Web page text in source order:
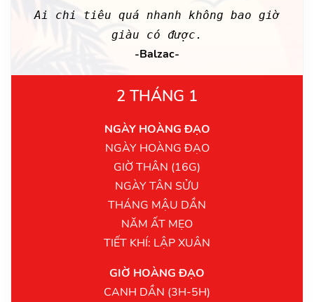
Ai chi tiêu quá nhanh không bao giờ
giàu có được.
-Balzac-
2 THÁNG 1
NGÀY HOÀNG ĐẠO
NGÀY HOÀNG ĐẠO
GIỜ THÂN (16G)
NGÀY TÂN SỬU
THÁNG MẬU DẦN
NĂM ẤT MẸO
TIẾT KHÍ: LẬP XUÂN
GIỜ HOÀNG ĐẠO
CANH DẦN (3H-5H)